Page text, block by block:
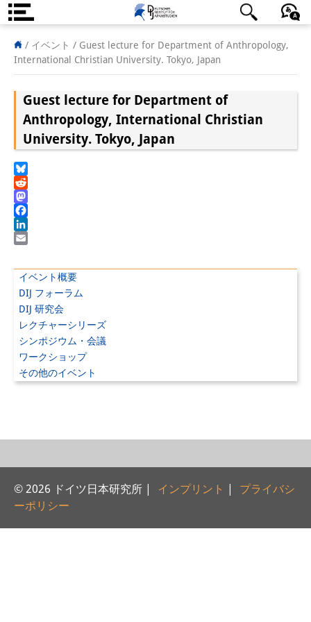
DIJ案内
研究所の概要
チーム
執行部
客員研究員
奨学生
研修生
研究活動
日本におけるサステナビリティ
デジタル・トランスフォーメー
ション
日本語 English Deutsch
/ イベント / Guest lecture for Department of Anthropology,
International Christian University. Tokyo, Japan
イベント概要
DIJ フォーラム
DIJ 研究会
レクチャーシリーズ
シンポジウム・会議
ワークショップ
その他のイベント
Guest lecture for Department of
Anthropology, International Christian
University. Tokyo, Japan
Bluesky
Reddit
Mastodon
Facebook
LinkedIn
© 2026 ドイツ日本研究所 | インプリント
プライバシ
ーポリシー